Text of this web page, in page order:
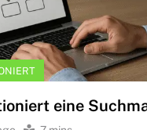
eine